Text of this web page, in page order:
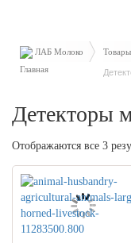
ЛАБ Молоко Товары
Детекторы
Отображаются все 3